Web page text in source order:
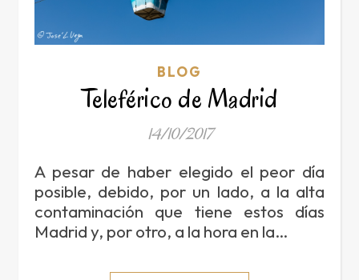
BLOG
Teleférico de Madrid
14/10/2017
A pesar de haber elegido el peor día
posible, debido, por un lado, a la alta
contaminación que tiene estos días
Madrid y, por otro, a la hora en la…